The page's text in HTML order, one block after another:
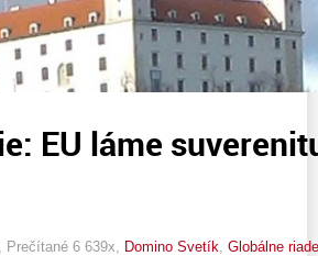
EU láme
, Prečítané 6 639x, Domino Svetík Globálne